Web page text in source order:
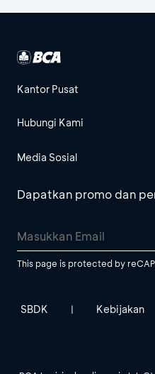
Kantor Pusat
Hubungi Kami
Media Sosial
Dapatkan promo dan
This page is protected by
SBDK | Kebijakan